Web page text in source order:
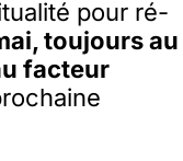
pour ré-
toujours au
facteur